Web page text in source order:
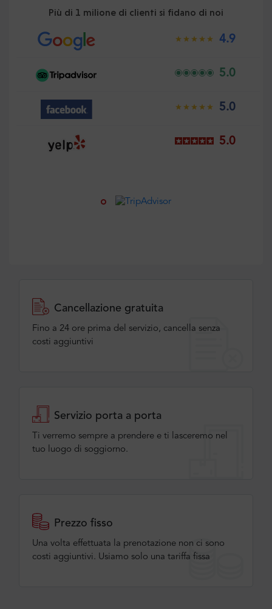
Più di 1 milione di clienti si fidano di noi
4.9
5.0
5.0
5.0
Cancellazione gratuita
Fino a 24 ore prima del servizio, cancella senza
costi aggiuntivi
Servizio porta a porta
Ti verremo sempre a prendere e ti lasceremo nel
tuo luogo di soggiorno.
Prezzo fisso
Una volta effettuata la prenotazione non ci sono
costi aggiuntivi. Usiamo solo una tariffa fissa